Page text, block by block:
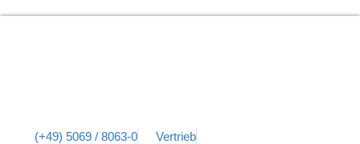
(+49) 5069 / 8063-0
Vertrieb